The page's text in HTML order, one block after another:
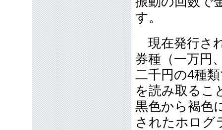
す。
現在発行さ
券種（一万円
二千円の4種
を読み取るこ
黒色から褐色
されたホログ